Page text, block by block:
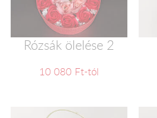
Rózsák ölelése 2
10 080 Ft-tól